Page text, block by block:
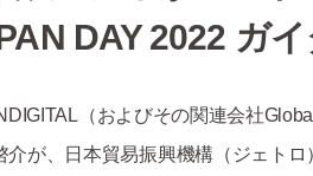
DAY 2022 ガ
（およびその関連会社
介が、日本貿易振興機構（ジェト